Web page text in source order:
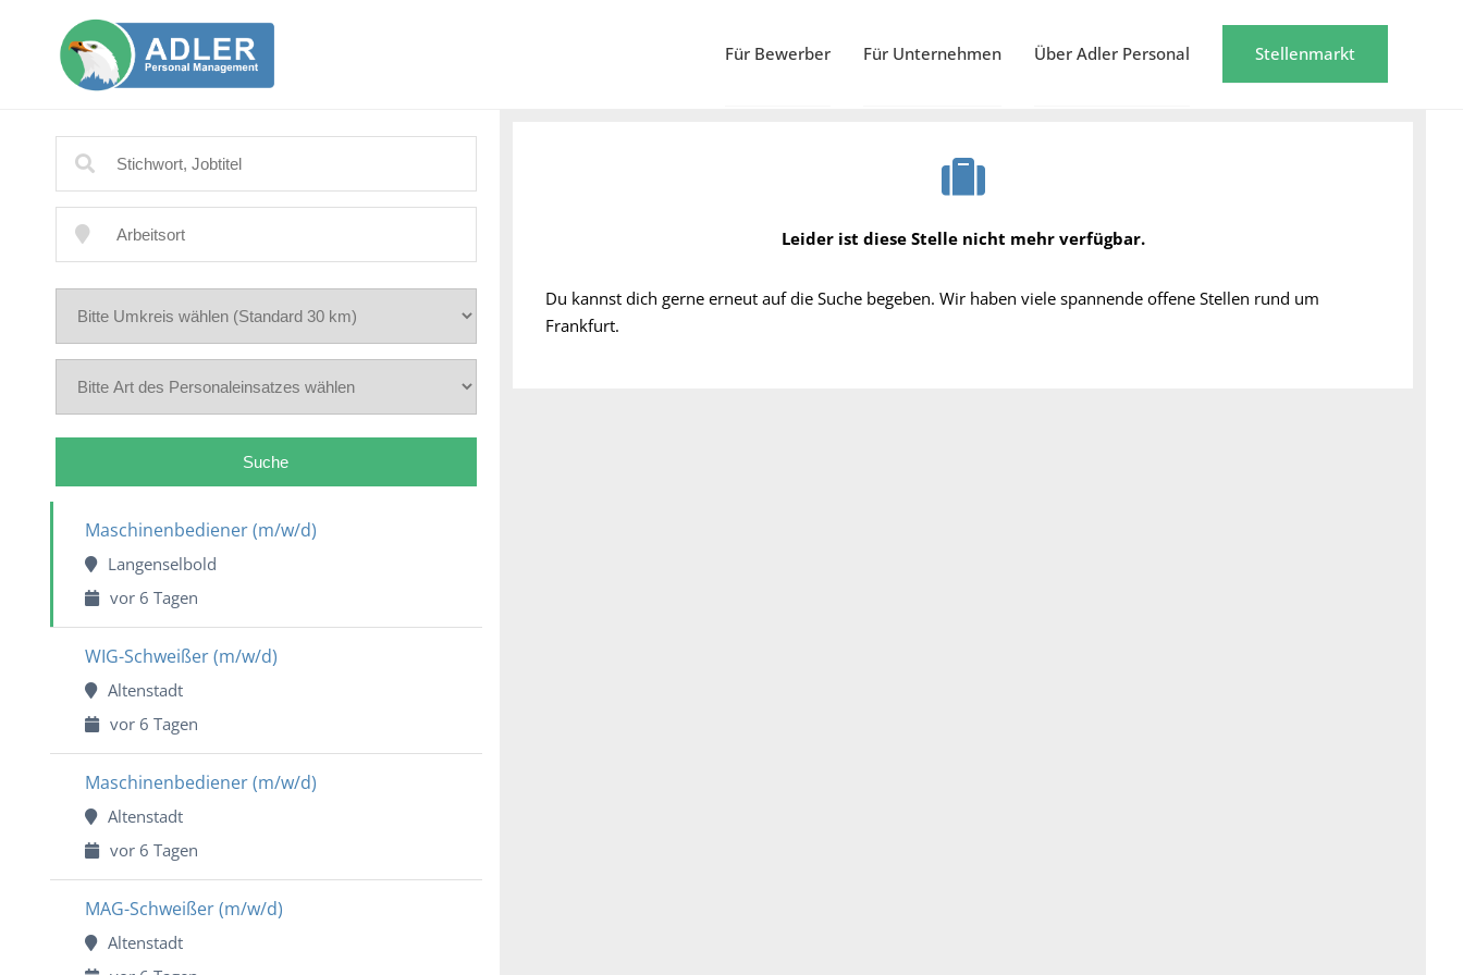
Für Bewerber Für Unternehmen Über Adler Personal Stellenmarkt
Maschinenbediener (m/w/d)
Langenselbold
vor 6 Tagen
WIG-Schweißer (m/w/d)
Altenstadt
vor 6 Tagen
Maschinenbediener (m/w/d)
Altenstadt
vor 6 Tagen
MAG-Schweißer (m/w/d)
Altenstadt
Leider ist diese Stelle nicht mehr verfügbar.
Du kannst dich gerne erneut auf die Suche begeben. Wir haben viele spannende offene Stellen rund um
Frankfurt.